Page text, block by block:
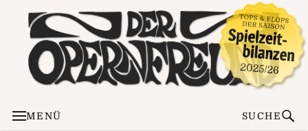
MENÜ SUCHE